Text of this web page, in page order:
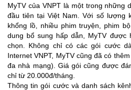
MyTV của VNPT là một trong những
đầu tiên tại Việt Nam. Với số lượng
khổng lồ, nhiều phim truyện, phim
dung bổ sung hấp dẫn, MyTV được
chọn. Không chỉ có các gói cước
Internet VNPT, MyTV cũng đã có
đa nhà mạng). Giá gói cũng được
chỉ từ 20.000đ/tháng.
Thông tin gói cước và danh sách